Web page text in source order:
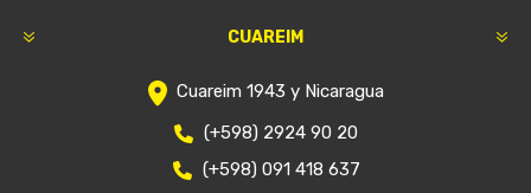
CUAREIM
Cuareim 1943 y Nicaragua
(+598) 2924 90 20
(+598) 091 418 637